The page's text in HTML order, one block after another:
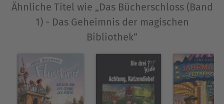
Ähnliche Titel wie „Das Bücherschloss (Band
1) - Das Geheimnis der magischen
Bibliothek“